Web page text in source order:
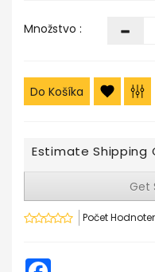
Množstvo :
Do Košíka
Estimate Shipping
Get
Počet